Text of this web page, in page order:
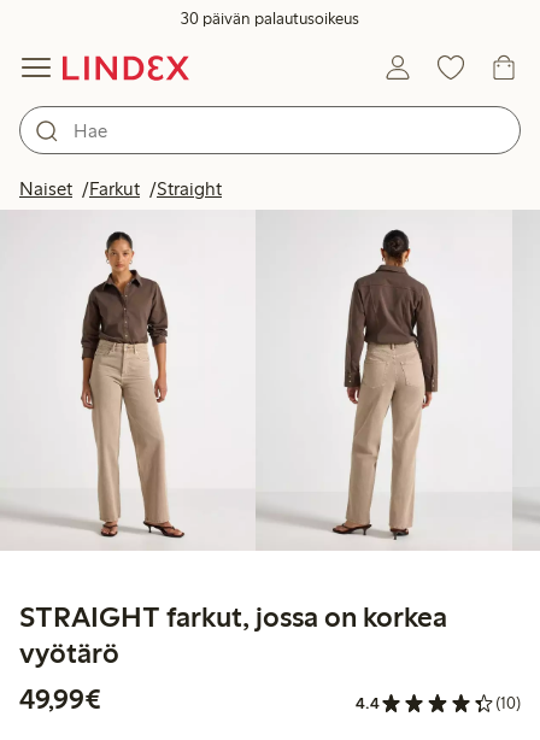
30 päivän palautusoikeus
Naiset Farkut Straight
STRAIGHT farkut, jossa on korkea
vyötärö
49,99€
4.4 (10)